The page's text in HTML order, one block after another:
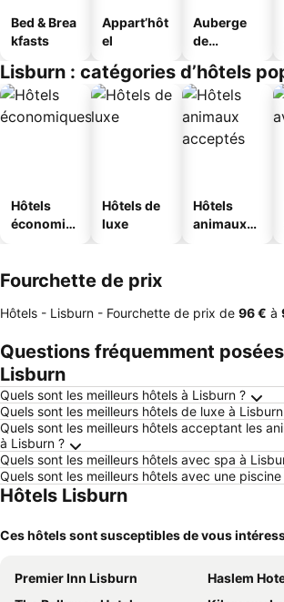
Bed & Brea
kfasts
Appart’hôt
el
Auberge
de
Lisburn : catégories d’hôtels
Hôtels
économiq
Hôtels de
luxe
Hôtels
animaux
Fourchette de prix
Hôtels - Lisburn - Fourchette de prix de ‎96 € à
Questions fréquemment
Lisburn
Quels sont les meilleurs hôtels à Lisburn ?
Quels sont les meilleurs hôtels de luxe à
Quels sont les meilleurs hôtels acceptant les
à Lisburn ?
Quels sont les meilleurs hôtels avec spa à
Quels sont les meilleurs hôtels avec une
Hôtels Lisburn
Ces hôtels sont susceptibles de vous
Premier Inn Lisburn
Haslem